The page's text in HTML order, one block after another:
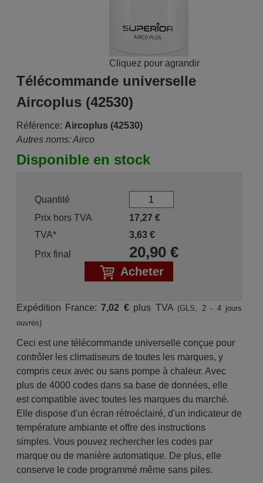
Cliquez pour agrandir
Télécommande universelle
Aircoplus (42530)
Référence: Aircoplus (42530)
Autres noms: Airco
Disponible en stock
Quantité
Prix hors TVA
17,27 €
TVA*
3,63€
Prix final
20,90€
Acheter
Expédition France:7,02 €plus TVA (GLS, 2 - 4 jours
ouvrés)
Ceci est une télécommande universelle conçue pour
contrôler les climatiseurs de toutes les marques, y
compris ceux avec ou sans pompe à chaleur. Avec
plus de 4000 codes dans sa base de données, elle
est compatible avec toutes les marques du marché.
Elle dispose d'un écran rétroéclairé, d'un indicateur de
température ambiante et offre des instructions
simples. Vous pouvez rechercher les codes par
marque ou de manière automatique. De plus, elle
conserve le code programmé même sans piles.